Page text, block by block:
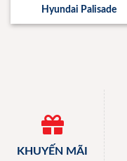
Hyundai Palisade
KHUYẾN MÃI